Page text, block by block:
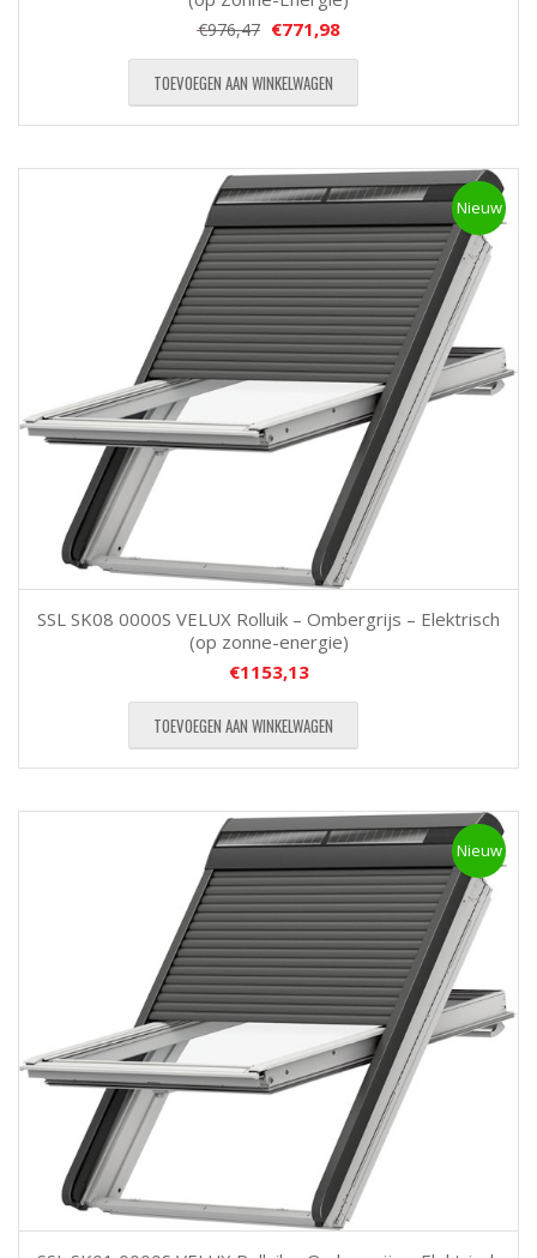
€976,47 €771,98
TOEVOEGEN AAN WINKELWAGEN
Nieuw
SSL SK08 0000S VELUX Rolluik – Ombergrijs – Elektrisch
(op zonne-energie)
€1153,13
TOEVOEGEN AAN WINKELWAGEN
Nieuw